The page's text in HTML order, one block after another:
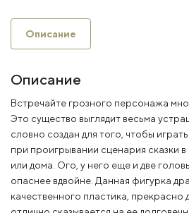
Описание
Описание
Встречайте грозного персонажа
Это существо выглядит весьма
словно создан для того, чтобы
при проигрывании сценария сказки в
или дома. Ого, у него еще и две
опаснее вдвойне. Данная фигурка
качественного пластика, прекрасно